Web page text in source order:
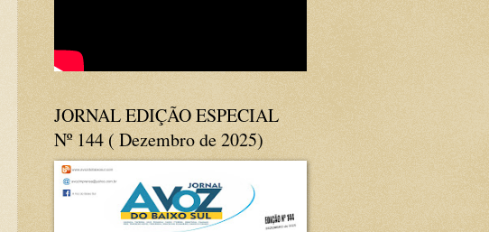
JORNAL EDIÇÃO ESPECIAL
Nº 144 ( Dezembro de 2025)